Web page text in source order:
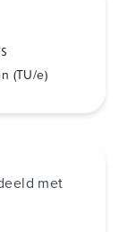
(TU/e)
met